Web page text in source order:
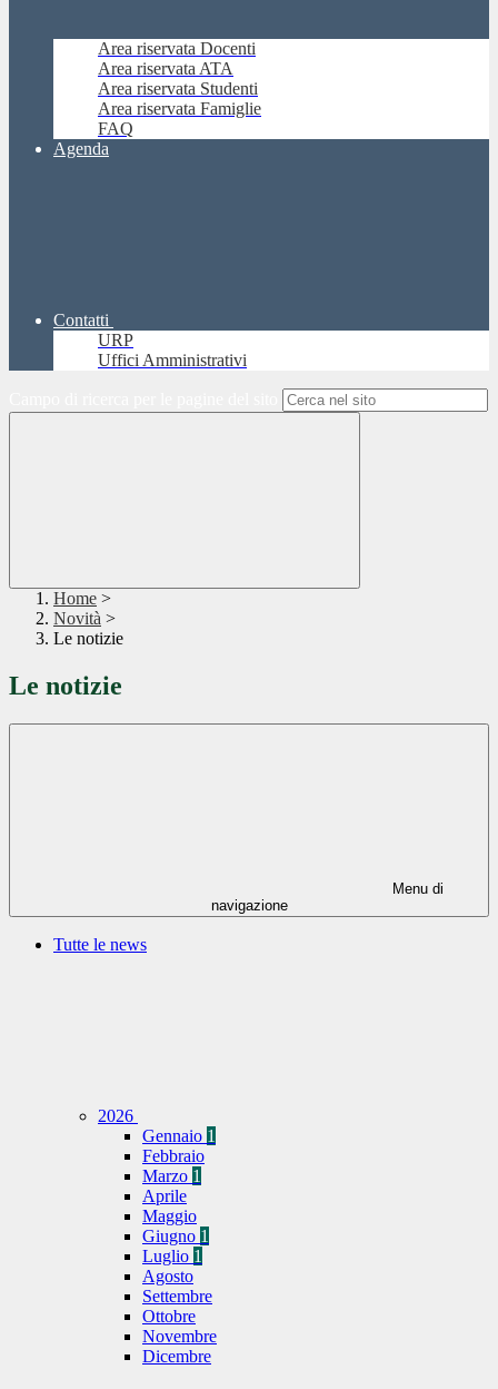
Area riservata Docenti
Area riservata ATA
Area riservata Studenti
Area riservata Famiglie
FAQ
Agenda
Contatti
URP
Uffici Amministrativi
Home >
Novità >
Le notizie
Le notizie
Menu di
navigazione
Tutte le news
2026
Gennaio 1
Febbraio
Marzo 1
Aprile
Maggio
Giugno 1
Luglio 1
Agosto
Settembre
Ottobre
Novembre
Dicembre